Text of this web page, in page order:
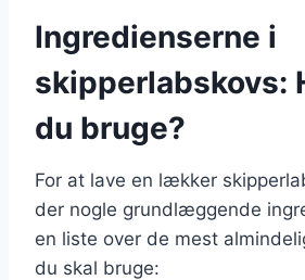
Ingredienserne i
skipperlabskovs:
du bruge?
For at lave en lækker
der nogle grundlæggende
en liste over de mest
du skal bruge: